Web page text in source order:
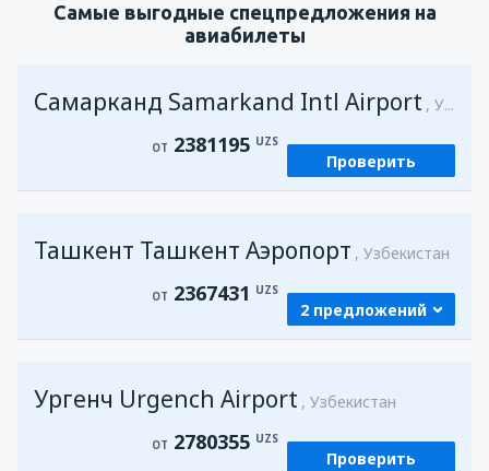
Самые выгодные спецпредложения на
авиабилеты
Самарканд Samarkand Intl Airport Узбекистан
ОТ 2381195 UZS
Проверить
Ташкент Ташкент Аэропорт Узбекистан
ОТ 2367431 UZS
2 предложений
(SKD)
2367431
Ургенч Urgench Airport Узбекистан
ОТ 2780355 UZS
Проверить